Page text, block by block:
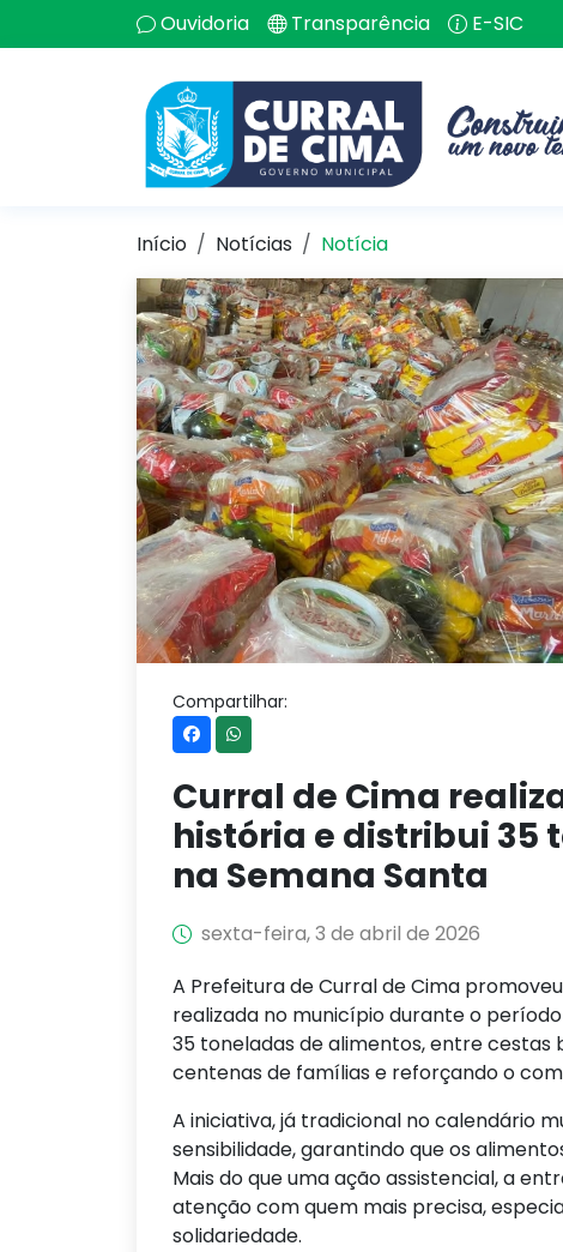
Ouvidoria Transparência E-SIC
Início Notícias Notícia
Compartilhar:
Curral de Cima
história e distribui 35
na Semana Santa
sexta-feira, 3 de abril de 2026
A Prefeitura de Curral de Cima
realizada no município durante o
35 toneladas de alimentos, entre cestas
centenas de famílias e reforçando o
A iniciativa, já tradicional no calendário
sensibilidade, garantindo que os
Mais do que uma ação assistencial, a
atenção com quem mais precisa,
solidariedade.